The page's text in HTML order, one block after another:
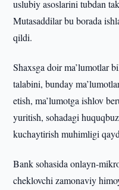
uslubiy asoslarini tubdan
Mutasaddilar bu borada
qildi.
Shaxsga doir ma’lumotlar
talabini, bunday
etish, ma’lumotga ishlov
yuritish, sohadagi
kuchaytirish muhimligi
Bank sohasida onlayn-
cheklovchi zamonaviy